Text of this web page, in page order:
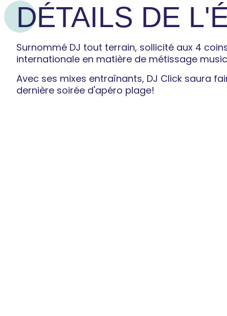
DÉTAILS DE
Surnommé DJ tout terrain, sollicité aux 4
internationale en matière de métissage
Avec ses mixes entraînants, DJ Click saura
dernière soirée d'apéro plage!